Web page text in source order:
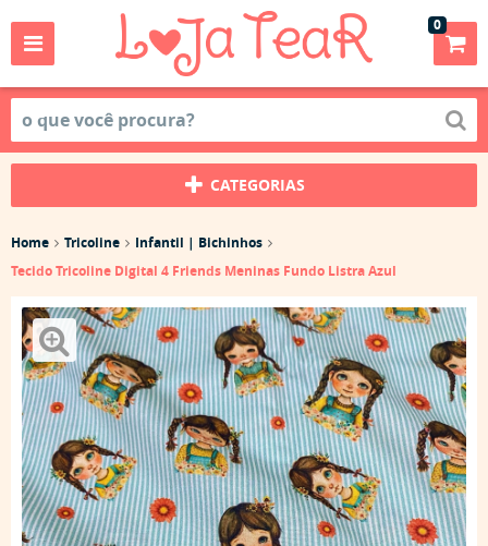
0
CATEGORIAS
Home Tricoline
Infantil | Bichinhos
Tecido Tricoline Digital 4 Friends Meninas Fundo Listra Azul